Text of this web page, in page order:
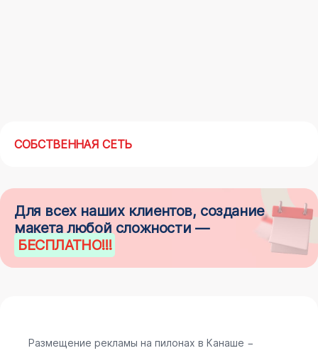
СОБСТВЕННАЯ СЕТЬ
Для всех наших клиентов, создание
макета любой сложности —
БЕСПЛАТНО!!!
Размещение рекламы на пилонах в Канаше −